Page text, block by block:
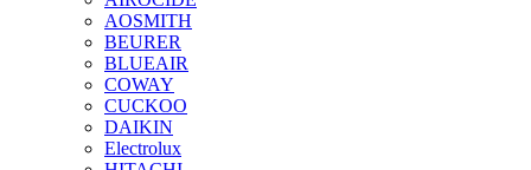
AOSMITH
BEURER
BLUEAIR
COWAY
CUCKOO
DAIKIN
Electrolux